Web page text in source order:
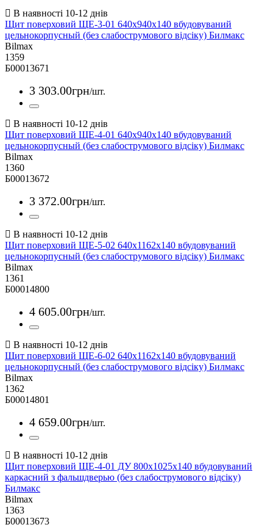
Щит поверховий ЩЕ-3-01 640х940х140 вбудовуваний
цельнокорпусный (без слабострумового відсіку) Билмакс
Bilmax
1359
Б00013671
3 303.00грн/шт.
Щит поверховий ЩЕ-4-01 640х940х140 вбудовуваний
цельнокорпусный (без слабострумового відсіку) Билмакс
Bilmax
1360
Б00013672
3 372.00грн/шт.
Щит поверховий ЩЕ-5-02 640х1162х140 вбудовуваний
цельнокорпусный (без слабострумового відсіку) Билмакс
Bilmax
1361
Б00014800
4 605.00грн/шт.
Щит поверховий ЩЕ-6-02 640х1162х140 вбудовуваний
цельнокорпусный (без слабострумового відсіку) Билмакс
Bilmax
1362
Б00014801
4 659.00грн/шт.
Щит поверховий ЩЕ-4-01 ДУ 800х1025х140 вбудовуваний
каркасний з фальшдверью (без слабострумового відсіку)
Билмакс
Bilmax
1363
Б00013673